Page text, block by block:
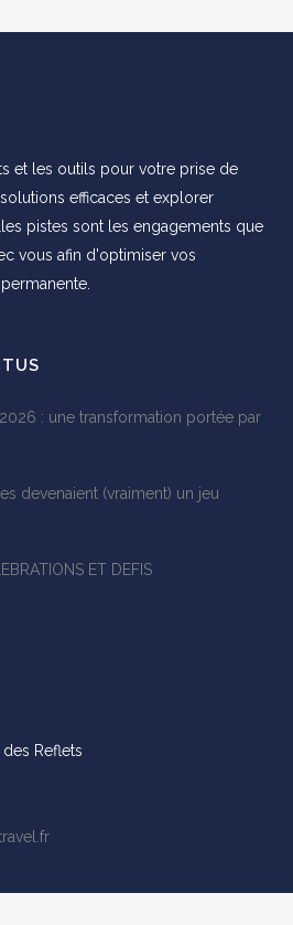
et les outils pour votre prise de
efficaces et explorer
pistes sont les engagements que
vous afin d'optimiser vos
2026 : une transformation portée par
devenaient (vraiment) un jeu
ET DEFIS
des Reflets